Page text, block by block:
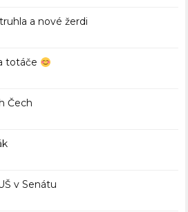
a nové žerdi
totáče
Čech
v Senátu